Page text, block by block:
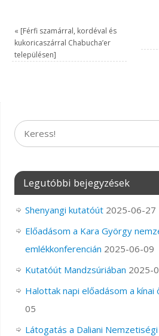
« [Férfi szamárral, kordéval és
kukoricaszárral Chabucha’er
településen]
Legutóbbi bejegyzések
Shenyangi kutatóút 2025-06-27
Előadásom a Kara György
emlékkonferencián 2025-06-09
Kutatóút Mandzsúriában 2025-
Halottak napi előadásom a kínai
05
Látogatás a Daliani